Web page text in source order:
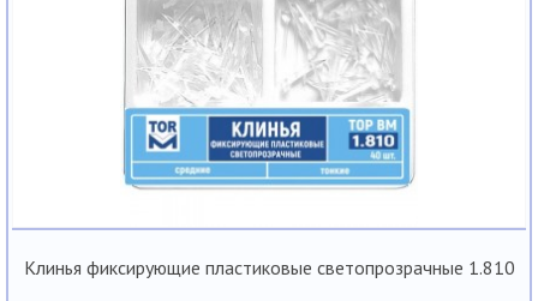
Клинья фиксирующие пластиковые светопрозрачные 1.810